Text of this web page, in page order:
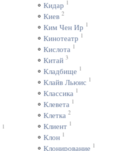
1
Кидар 1
Киев 2
Ким Чен Ир 1
Кинотеатр 1
Кислота 1
Китай 3
Кладбище 1
Клайв Льюис 1
Классика 1
Клевета 1
Клетка 2
Клиент 1
Клон 1
Клонирование 1